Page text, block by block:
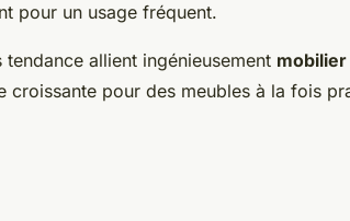
pour un usage fréquent.
tendance allient ingénieusement
croissante pour des meubles à la fois